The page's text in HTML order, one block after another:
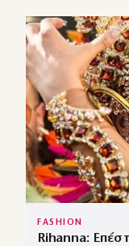
FASHION
Rihanna: